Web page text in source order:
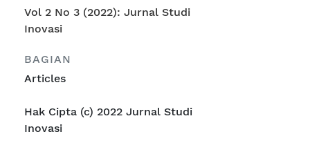
Vol 2 No 3 (2022): Jurnal Studi
Inovasi
BAGIAN
Articles
Hak Cipta (c) 2022 Jurnal Studi
Inovasi